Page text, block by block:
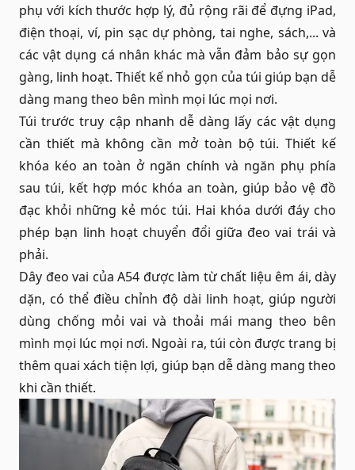
phụ với kích thước hợp lý, đủ rộng rãi để đựng iPad,
điện thoại, ví, pin sạc dự phòng, tai nghe, sách,... và
các vật dụng cá nhân khác mà vẫn đảm bảo sự gọn
gàng, linh hoạt. Thiết kế nhỏ gọn của túi giúp bạn dễ
dàng mang theo bên mình mọi lúc mọi nơi.
Túi trước truy cập nhanh dễ dàng lấy các vật dụng
cần thiết mà không cần mở toàn bộ túi. Thiết kế
khóa kéo an toàn ở ngăn chính và ngăn phụ phía
sau túi, kết hợp móc khóa an toàn, giúp bảo vệ đồ
đạc khỏi những kẻ móc túi. Hai khóa dưới đáy cho
phép bạn linh hoạt chuyển đổi giữa đeo vai trái và
phải.
Dây đeo vai của A54 được làm từ chất liệu êm ái, dày
dặn, có thể điều chỉnh độ dài linh hoạt, giúp người
dùng chống mỏi vai và thoải mái mang theo bên
mình mọi lúc mọi nơi. Ngoài ra, túi còn được trang bị
thêm quai xách tiện lợi, giúp bạn dễ dàng mang theo
khi cần thiết.